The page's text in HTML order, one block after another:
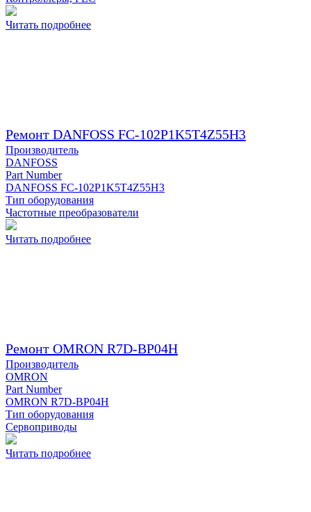
Читать подробнее
Ремонт DANFOSS FC-102P1K5T4Z55H3
Производитель
DANFOSS
Part Number
DANFOSS FC-102P1K5T4Z55H3
Тип оборудования
Частотные преобразователи
Читать подробнее
Ремонт OMRON R7D-BP04H
Производитель
OMRON
Part Number
OMRON R7D-BP04H
Тип оборудования
Сервоприводы
Читать подробнее